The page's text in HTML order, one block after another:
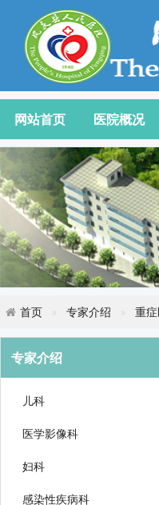
网站首页 医院概况
首页 专家介绍 重
专家介绍
儿科
医学影像科
妇科
感染性疾病科